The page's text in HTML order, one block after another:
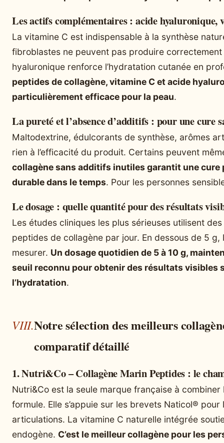
Les actifs complémentaires : acide
La vitamine C est indispensable à la synthèse
fibroblastes ne peuvent pas produire correctement
hyaluronique renforce l’hydratation cutanée en
peptides de collagène, vitamine C et acide
particulièrement efficace pour la peau.
La pureté et l’absence d’additifs : pour une cure
Maltodextrine, édulcorants de synthèse, arômes
rien à l’efficacité du produit. Certains peuvent
collagène sans additifs inutiles garantit une cure
durable dans le temps. Pour les personnes
Le dosage : quelle quantité pour des résultats
Les études cliniques les plus sérieuses utilisent
peptides de collagène par jour. En dessous de 5
mesurer. Un dosage quotidien de 5 à 10 g,
seuil reconnu pour obtenir des résultats visibles
l’hydratation.
Notre sélection des meilleurs
comparatif détaillé
1. Nutri&Co – Collagène Marin Peptides : le
Nutri&Co est la seule marque française à
formule. Elle s’appuie sur les brevets Naticol®
articulations. La vitamine C naturelle intégrée
endogène. C’est le meilleur collagène pour les